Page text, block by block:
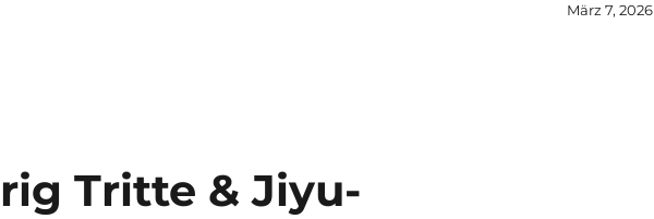
Tritte & Jiyu-
März 7, 2026